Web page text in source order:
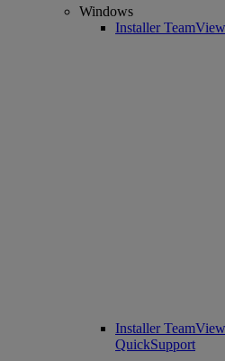
Windows
Installer
Installer
QuickSupport